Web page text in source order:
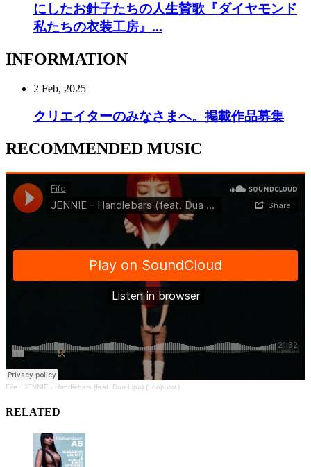
にしたお針子たちの人生賛歌『ダイヤモンド
私たちの衣装工房』...
INFORMATION
2 Feb, 2025
クリエイターのみなさまへ。掲載作品募集
RECOMMENDED MUSIC
Fife · JENNIE - Handlebars (feat. Dua Lipa) (Loop ver.)
RELATED